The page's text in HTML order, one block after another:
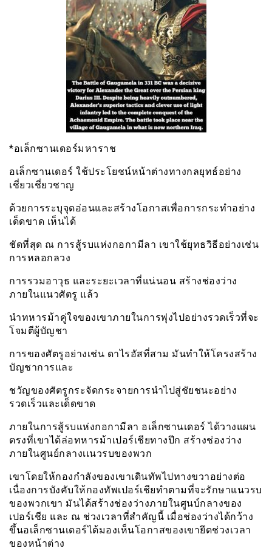
*อเล็กซานเดอร์มหาราช
อเล็กซานเดอร์ ใช้ประโยชน์หน้าต่างทางกลยุทธ์อย่าง
เชี่ยวเชี่ยวชาญ
ด้วยการระบุจุดอ่อนและสร้างโอกาสเพื่อการกระทำอย่าง
เด็ดขาด เห็นได้
ชัดที่สุด ณ การสู้รบแห่งกอกามีลา เขาใช้ยุทธวิธีอย่างเช่น
การหลอกลวง
การรวมอาวุธ และระยะเวลาที่แน่นอน สร้างช่องว่าง
ภายในแนวศัตรู แล้ว
นำทหารม้าคู่ใจของเขาภายในการพุ่งไปอย่างรวดเร็วที่จะ
โจมตีผู้บัญชา
การของศัตรูอย่างเช่น ดาไรอัสที่สาม มันทำให้โครงสร้าง
บัญชาการและ
ชวัญของศัตรูกระจัดกระจายการนำไปสู่ชัยชนะอย่าง
รวดเร็วและเด็ดขาด
ภายในการสู้รบแห่งกอกามีลา อเล็กซานเดอร์ ได้วางแผน
ตรงที่เขาได้ล่อทหารม้าเปอร์เชียทางปีก สร้างช่องว่าง
ภายในศูนย์กลางเเนวรบของพวก
เขาโดยให้กองกำลังของเขาเดินทัพไปทางขวาอย่างต่อ
เนื่องการบังคับให้กองทัพเปอร์เชียทำตามที่จะรักษาแนวรบ
ของพวกเขา มันได้สร้างช่องว่างภายในศูนบ์กลางของ
เปอร์เชีย และ ณ ช่วงเวลาที่สำคัญนี้ เมื่อช่องว่างได้กว้าง
ขึ้นอเล็กซานเดอร์ได้มองเห็นโอกาสของเขายึดช่วงเวลา
ของหน้าต่าง